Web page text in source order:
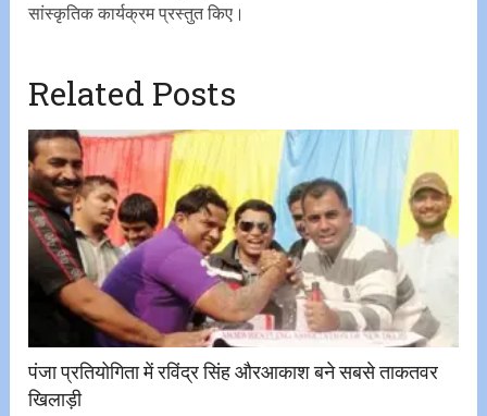
सांस्कृतिक कार्यक्रम प्रस्तुत किए।
Related Posts
पंजा प्रतियोगिता में रविंद्र सिंह औरआकाश बने सबसे ताकतवर
खिलाड़ी